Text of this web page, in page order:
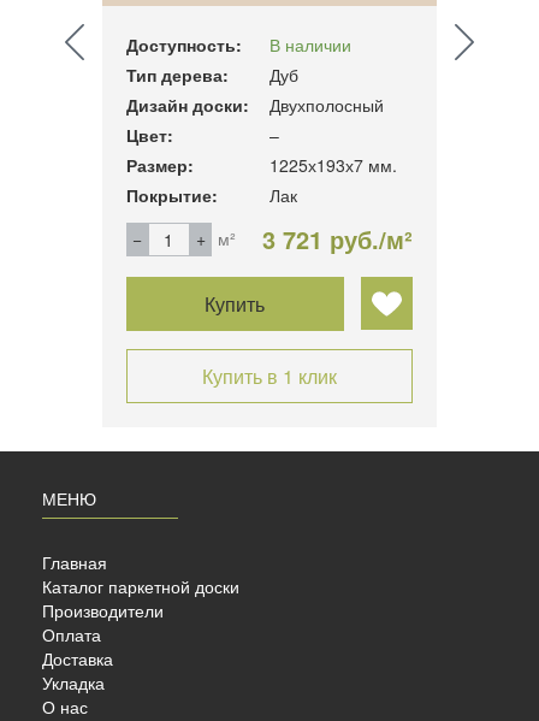
Доступность:
В наличии
Тип дерева:
Дуб
Дизайн доски:
Двухполосный
Цвет:
–
Размер:
1225х193х7 мм.
Покрытие:
Лак
м²
3 721 руб./м²
Купить
Купить в 1 клик
МЕНЮ
Главная
Каталог паркетной доски
Производители
Оплата
Доставка
Укладка
О нас